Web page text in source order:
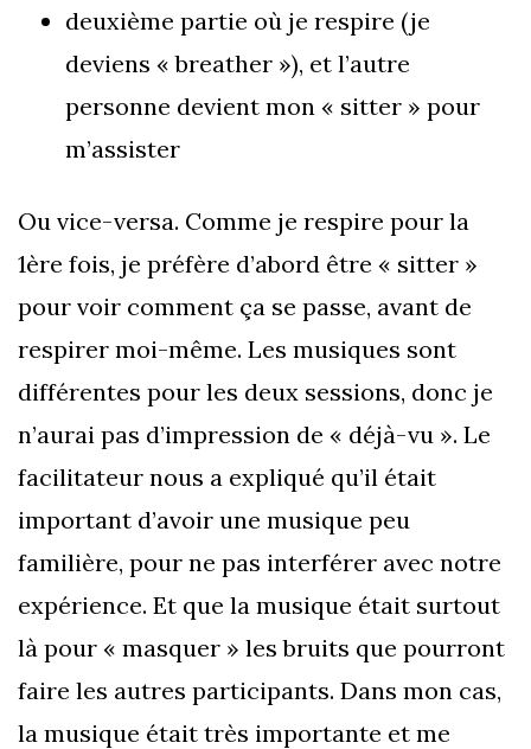
deuxième partie où je respire (je
deviens « breather »), et l’autre
personne devient mon « sitter » pour
m’assister
Ou vice-versa. Comme je respire pour la
1ère fois, je préfère d’abord être « sitter »
pour voir comment ça se passe, avant de
respirer moi-même. Les musiques sont
différentes pour les deux sessions, donc je
n’aurai pas d’impression de « déjà-vu ». Le
facilitateur nous a expliqué qu’il était
important d’avoir une musique peu
familière, pour ne pas interférer avec notre
expérience. Et que la musique était surtout
là pour « masquer » les bruits que pourront
faire les autres participants. Dans mon cas,
la musique était très importante et me